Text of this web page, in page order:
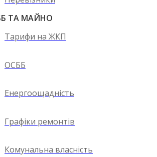
ТА МАЙНО
Тарифи на ЖКП
ОСББ
Енергоощадність
Графіки ремонтів
Комунальна власність